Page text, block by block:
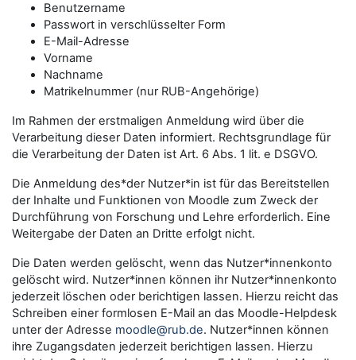
Benutzername
Passwort in verschlüsselter Form
E-Mail-Adresse
Vorname
Nachname
Matrikelnummer (nur RUB-Angehörige)
Im Rahmen der erstmaligen Anmeldung wird über die
Verarbeitung dieser Daten informiert. Rechtsgrundlage für
die Verarbeitung der Daten ist Art. 6 Abs. 1 lit. e DSGVO.
Die Anmeldung des*der Nutzer*in ist für das Bereitstellen
der Inhalte und Funktionen von Moodle zum Zweck der
Durchführung von Forschung und Lehre erforderlich. Eine
Weitergabe der Daten an Dritte erfolgt nicht.
Die Daten werden gelöscht, wenn das Nutzer*innenkonto
gelöscht wird. Nutzer*innen können ihr Nutzer*innenkonto
jederzeit löschen oder berichtigen lassen. Hierzu reicht das
Schreiben einer formlosen E-Mail an das Moodle-Helpdesk
unter der Adresse moodle@rub.de. Nutzer*innen können
ihre Zugangsdaten jederzeit berichtigen lassen. Hierzu